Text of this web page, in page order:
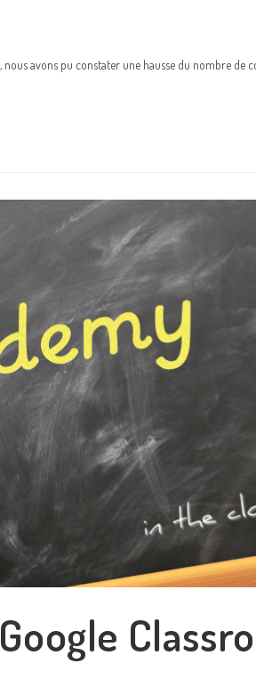
avons pu constater une hausse du nombre de